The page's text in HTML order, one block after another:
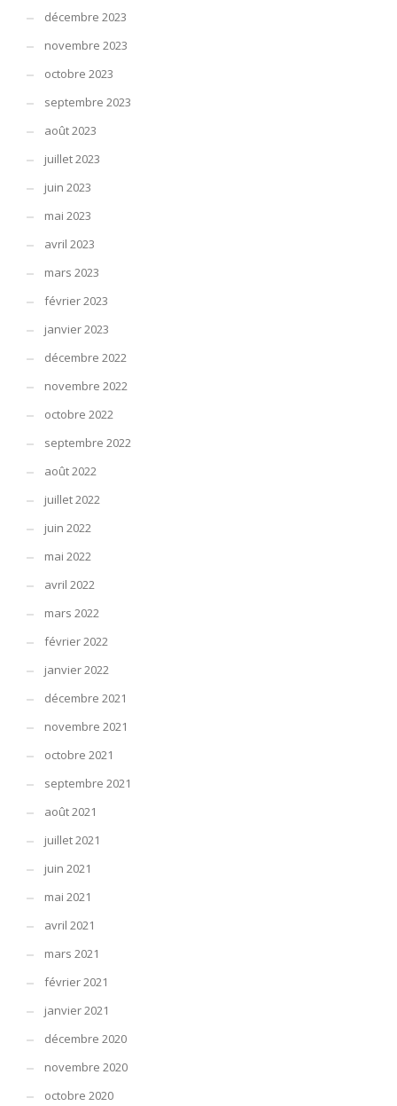
décembre 2023
novembre 2023
octobre 2023
septembre 2023
août 2023
juillet 2023
juin 2023
mai 2023
avril 2023
mars 2023
février 2023
janvier 2023
décembre 2022
novembre 2022
octobre 2022
septembre 2022
août 2022
juillet 2022
juin 2022
mai 2022
avril 2022
mars 2022
février 2022
janvier 2022
décembre 2021
novembre 2021
octobre 2021
septembre 2021
août 2021
juillet 2021
juin 2021
mai 2021
avril 2021
mars 2021
février 2021
janvier 2021
décembre 2020
novembre 2020
octobre 2020